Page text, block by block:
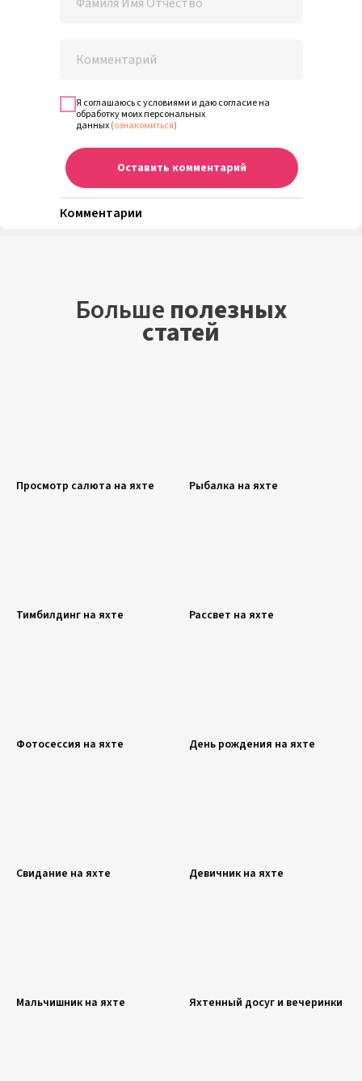
Я соглашаюсь с условиями и даю согласие на
обработку моих персональных
данных(ознакомиться)
Оставить комментарий
Комментарии
Большеполезных
статей
Просмотр салюта на яхте Рыбалка на яхте
Тимбилдинг на яхте Рассвет на яхте
Фотосессия на яхте День рождения на яхте
Свидание на яхте Девичник на яхте
Мальчишник на яхте Яхтенный досуг и вечеринки